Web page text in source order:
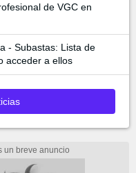
de VGC en
- Subastas: Lista de
acceder a ellos